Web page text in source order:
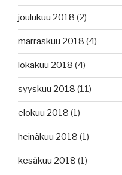
joulukuu 2018 (2)
marraskuu 2018 (4)
lokakuu 2018 (4)
syyskuu 2018 (11)
elokuu 2018 (1)
heinäkuu 2018 (1)
kesäkuu 2018 (1)